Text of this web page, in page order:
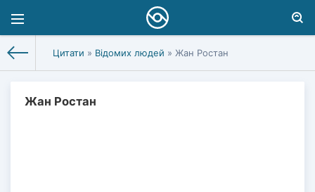
Цитати » Відомих людей » Жан Ростан
Жан Ростан